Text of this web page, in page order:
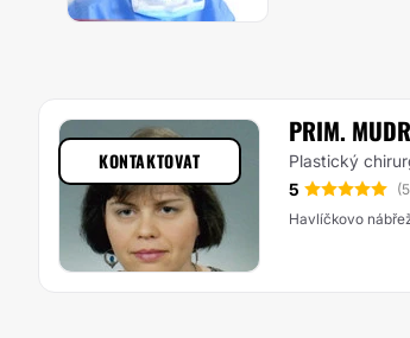
PRIM.
Plastický
5
Havlíčkovo
KONTAKTOVAT